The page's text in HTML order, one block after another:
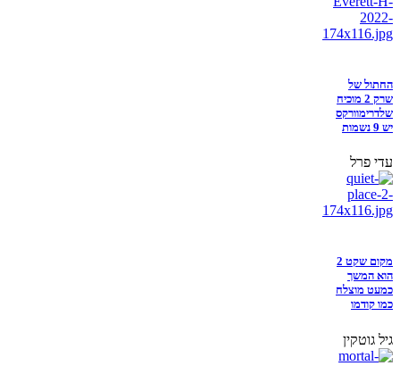
החתול של
שרק 2 מוכיח
שלדרימוורקס
יש 9 נשמות
עדי פרל
מקום שקט 2
הוא המשך
כמעט מוצלח
כמו קודמו
גיל גוטקין